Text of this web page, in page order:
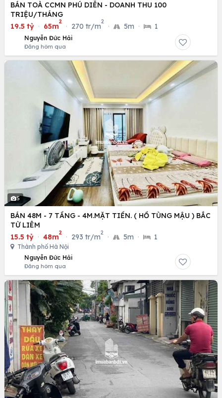
BÁN TOÀ CCMN PHÚ DIỄN - DOANH THU 100
TRIỆU/THÁNG
19.5 tỷ · 65m
2
· 270 tr/m
2
· 5m · 1
Nguyễn Đức Hải
Đăng hôm qua
5
BÁN 48M - 7 TẦNG - 4M.MẶT TIỀN. ( HỒ TÙNG MẬU ) BẮC
TỪ LIÊM
15.5 tỷ · 48m
2
· 293 tr/m
2
· 5m · 1
Thành phố Hà Nội
Nguyễn Đức Hải
Đăng hôm qua